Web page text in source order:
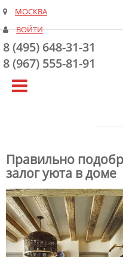
МОСКВА
ВОЙТИ
8 (495) 648-31-31
8 (967) 555-81-91
Правильно
залог уюта в доме